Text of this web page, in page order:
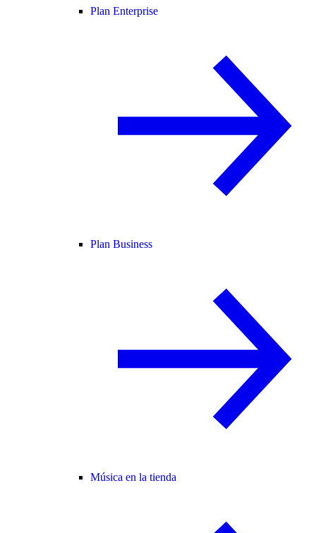
Plan Enterprise
Plan Business
Música en la tienda